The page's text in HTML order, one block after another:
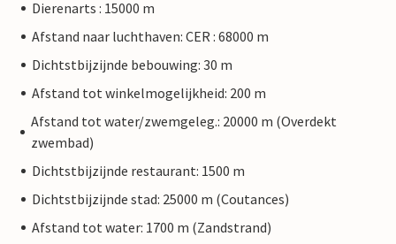
Dierenarts : 15000 m
Afstand naar luchthaven: CER : 68000 m
Dichtstbijzijnde bebouwing: 30 m
Afstand tot winkelmogelijkheid: 200 m
Afstand tot water/zwemgeleg.: 20000 m (Overdekt
zwembad)
Dichtstbijzijnde restaurant: 1500 m
Dichtstbijzijnde stad: 25000 m (Coutances)
Afstand tot water: 1700 m (Zandstrand)